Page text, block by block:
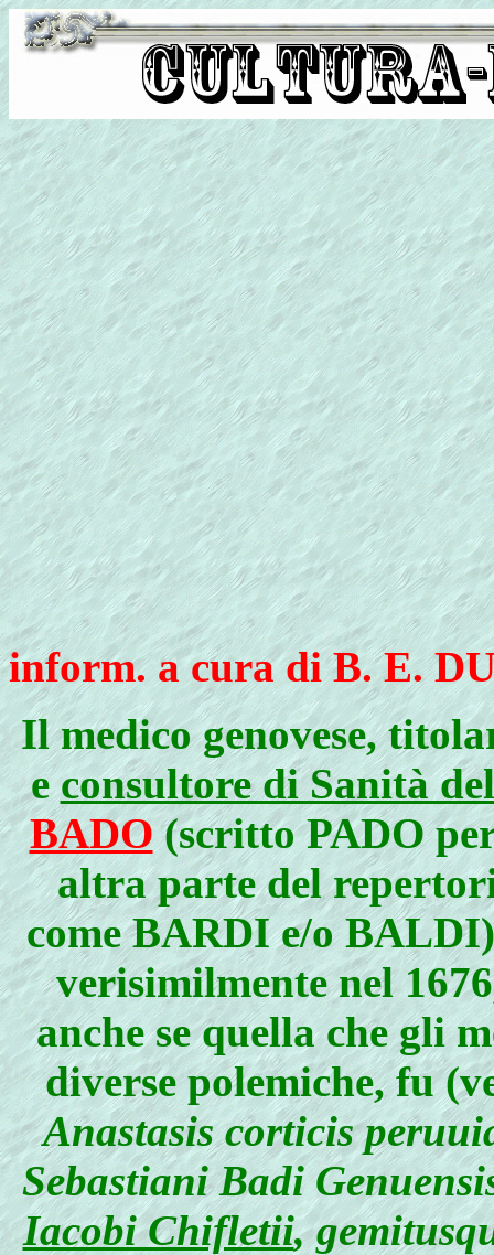
inform. a cura di B. E.
Il medico genovese,
econsultore di Sanità
BADO(scritto PADO
altra parte del
come BARDI e/o
verisimilmente nel
anche se quella che gli
diverse polemiche, fu
Anastasis corticis
Sebastiani Badi
Iacobi Chifletii,